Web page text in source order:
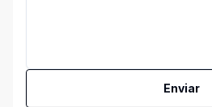
Enviar